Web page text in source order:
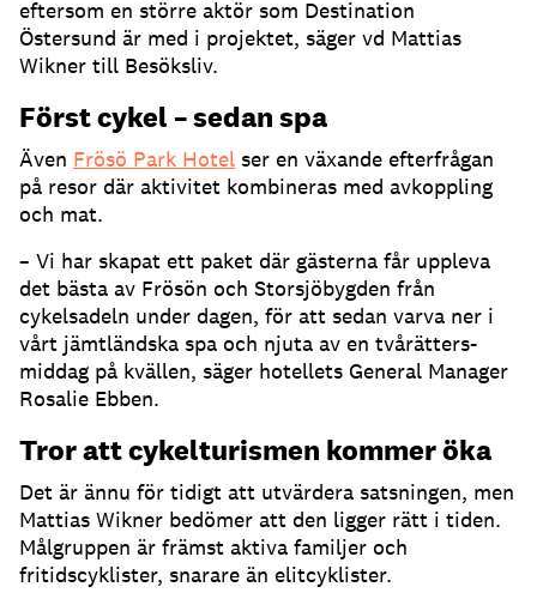
eftersom en större aktör som Destination
Östersund är med i projektet, säger vd Mattias
Wikner till Besöksliv.
Först cykel – sedan spa
Även Frösö Park Hotel ser en växande efterfrågan
på resor där aktivitet kombineras med avkoppling
och mat.
– Vi har skapat ett paket där gästerna får uppleva
det bästa av Frösön och Storsjöbygden från
cykelsadeln under dagen, för att sedan varva ner i
vårt jämtländska spa och njuta av en tvårätters-
middag på kvällen, säger hotellets General Manager
Rosalie Ebben.
Tror att cykelturismen kommer öka
Det är ännu för tidigt att utvärdera satsningen, men
Mattias Wikner bedömer att den ligger rätt i tiden.
Målgruppen är främst aktiva familjer och
fritidscyklister, snarare än elitcyklister.